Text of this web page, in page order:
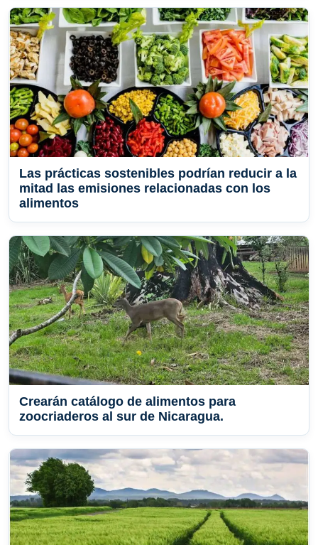
Las prácticas sostenibles podrían reducir a la
mitad las emisiones relacionadas con los
alimentos
Crearán catálogo de alimentos para
zoocriaderos al sur de Nicaragua.